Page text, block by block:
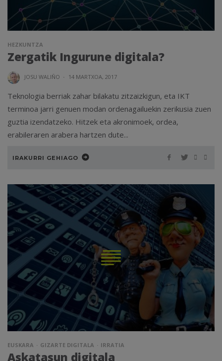
HEZKUNTZA
Zergatik Ingurune digitala?
JOSU WALIÑO · 14 MARTXOA, 2017
Teknologia berriak zahar bilakatu zitzaizkigun, eta IKT
terminoa jarri genuen modan ordenagailuekin zerikusia zuen
guztia izendatzeko. Hitzek eta akronimoek, ordea,
erabileraren arabera hartzen dute...
IRAKURRI GEHIAGO
EUSKARA GIZARTE DIGITALA IRRATIA
Askatasun digitala